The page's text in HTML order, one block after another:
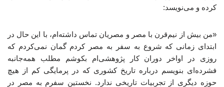
کرده و می‌نویسد:
«من بیش از نیم‌قرن با مصر و مصریان تماس داشته‌ام، با این‌ حال در
ابتدای زمانی که شروع به سفر به مصر کردم گمان نمی‌کردم که
روزی در اواخر دوران کار پژوهشی‌ام بکوشم مطلب همه‌جانبه
فشرده‌ای بنویسم درباره تاریخ کشوری که در پرمایگی کم از هیچ
حوزه دیگری از تجربیات تاریخی ندارد. نخستین سفرم به مصر در